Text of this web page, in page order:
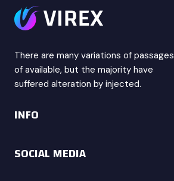
There are many variations of passages
of available, but the majority have
suffered alteration by injected.
INFO
SOCIAL MEDIA